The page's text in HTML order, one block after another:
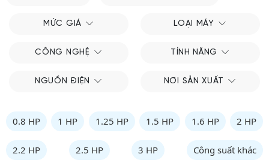
MỨC GIÁ LOẠI MÁY
CÔNG NGHỆ TÍNH NĂNG
NGUỒN ĐIỆN NƠI SẢN XUẤT
0.8 HP 1 HP 1.25 HP 1.5 HP 1.6 HP 2 HP
2.2 HP 2.5 HP 3 HP Công suất khác